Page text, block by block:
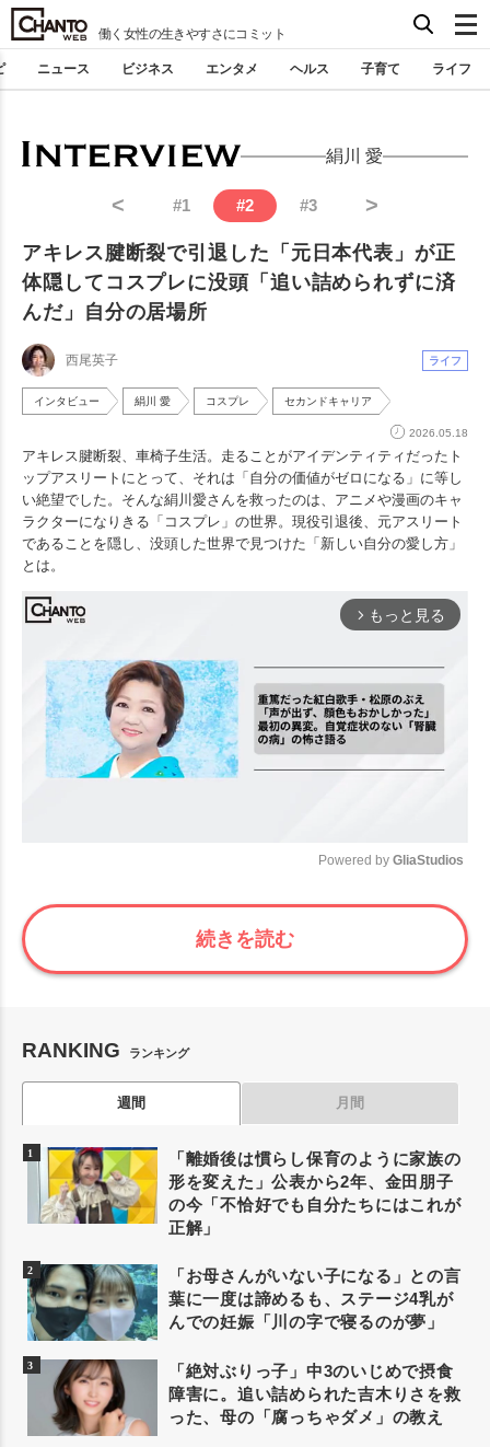
働く女性の生きやすさにコミット
ニュース ビジネス エンタメ ヘルス 子育て ライフ
絹川 愛
< #1 #2 #3 >
アキレス腱断裂で引退した「元日本代表」が正
体隠してコスプレに没頭「追い詰められずに済
んだ」自分の居場所
西尾英子 ライフ
インタビュー 絹川 愛 コスプレ セカンドキャリア
2026.05.18
アキレス腱断裂、車椅子生活。走ることがアイデンティティだったト
ップアスリートにとって、それは「自分の価値がゼロになる」に等し
い絶望でした。そんな絹川愛さんを救ったのは、アニメや漫画のキャ
ラクターになりきる「コスプレ」の世界。現役引退後、元アスリート
であることを隠し、没頭した世界で見つけた「新しい自分の愛し方」
とは。
arrow_forward_ios もっと見る
Mute
Powered by GliaStudios
続きを読む
RANKING ランキング
週間 月間
「離婚後は慣らし保育のように家族の
形を変えた」公表から2年、金田朋子
の今「不恰好でも自分たちにはこれが
正解」
「お母さんがいない子になる」との言
葉に一度は諦めるも、ステージ4乳が
んでの妊娠「川の字で寝るのが夢」
「絶対ぶりっ子」中3のいじめで摂食
障害に。追い詰められた吉木りさを救
った、母の「腐っちゃダメ」の教え